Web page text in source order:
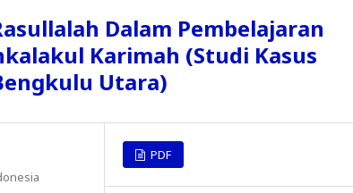
Dalam Pembelajaran
Karimah (Studi Kasus
Utara)
PDF